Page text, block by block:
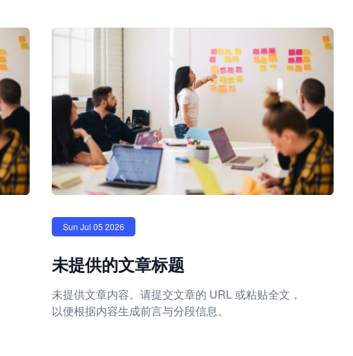
Sun Jul 05 2026
未提供的文章标题
未提供文章内容。请提交文章的 URL 或粘贴全文，
以便根据内容生成前言与分段信息。